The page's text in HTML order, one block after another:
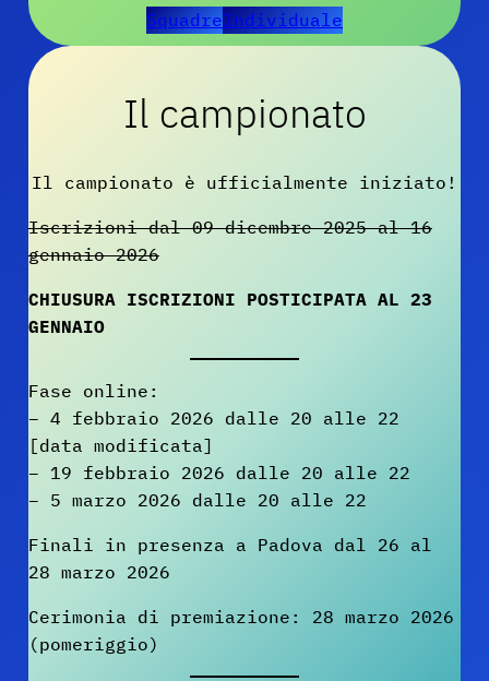
SquadreIndividuale
Il campionato
Il campionato è ufficialmente iniziato!
Iscrizioni dal 09 dicembre 2025 al 16
gennaio 2026
CHIUSURA ISCRIZIONI POSTICIPATA AL 23
GENNAIO
Fase online:
– 4 febbraio 2026 dalle 20 alle 22
[data modificata]
– 19 febbraio 2026 dalle 20 alle 22
– 5 marzo 2026 dalle 20 alle 22
Finali in presenza a Padova dal 26 al
28 marzo 2026
Cerimonia di premiazione: 28 marzo 2026
(pomeriggio)